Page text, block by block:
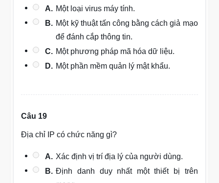
A. Một loại virus máy tính.
B. Một kỹ thuật tấn công bằng cách giả mạo
để đánh cắp thông tin.
C. Một phương pháp mã hóa dữ liệu.
D. Một phần mềm quản lý mật khẩu.
Câu 19
Địa chỉ IP có chức năng gì?
A. Xác định vị trí địa lý của người dùng.
B. Định danh duy nhất một thiết bị trên